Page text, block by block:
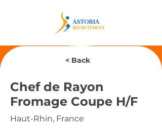
< Back
Chef de Rayon
Fromage Coupe H/F
Haut-Rhin, France